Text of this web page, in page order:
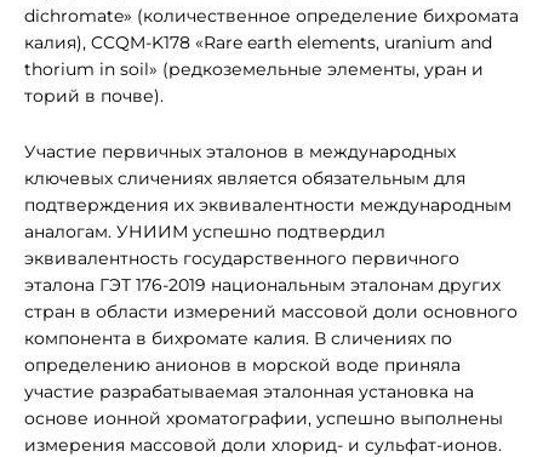
dichromate» (количественное определение бихромата
калия), CCQM-K178 «Rare earth elements, uranium and
thorium in soil» (редкоземельные элементы, уран и
торий в почве).
Участие первичных эталонов в международных
ключевых сличениях является обязательным для
подтверждения их эквивалентности международным
аналогам. УНИИМ успешно подтвердил
эквивалентность государственного первичного
эталона ГЭТ 176-2019 национальным эталонам других
стран в области измерений массовой доли основного
компонента в бихромате калия. В сличениях по
определению анионов в морской воде приняла
участие разрабатываемая эталонная установка на
основе ионной хроматографии, успешно выполнены
измерения массовой доли хлорид- и сульфат-ионов.